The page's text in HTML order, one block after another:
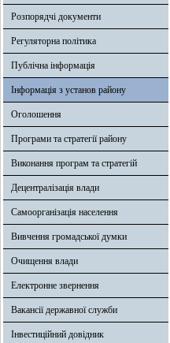
Розпорядчі документи
Регуляторна політика
Публічна інформація
Інформація з установ району
Оголошення
Програми та стратегії району
Виконання програм та стратегій
Децентралізація влади
Самоорганізація населення
Вивчення громадської думки
Очищення влади
Електронне звернення
Вакансії державної служби
Інвестиційний довідник